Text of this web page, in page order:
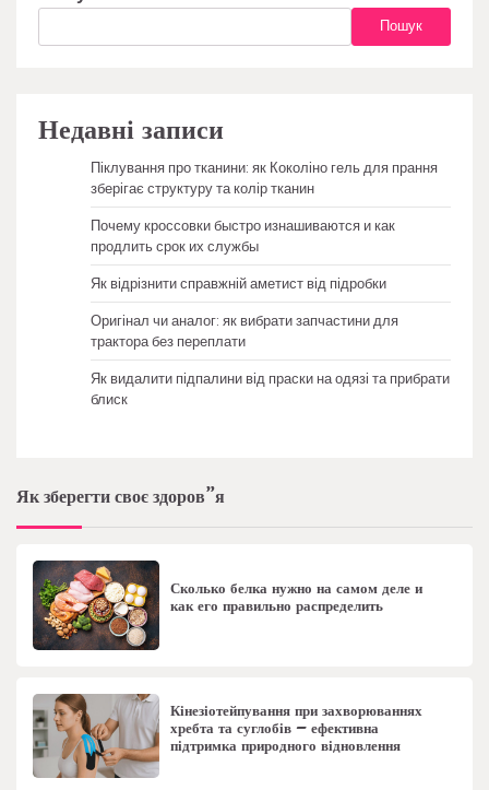
Пошук
Недавні записи
Піклування про тканини: як Коколіно гель для прання
зберігає структуру та колір тканин
Почему кроссовки быстро изнашиваются и как
продлить срок их службы
Як відрізнити справжній аметист від підробки
Оригінал чи аналог: як вибрати запчастини для
трактора без переплати
Як видалити підпалини від праски на одязі та прибрати
блиск
Як зберегти своє здоров”я
Сколько белка нужно на самом деле и
как его правильно распределить
Кінезіотейпування при захворюваннях
хребта та суглобів – ефективна
підтримка природного відновлення